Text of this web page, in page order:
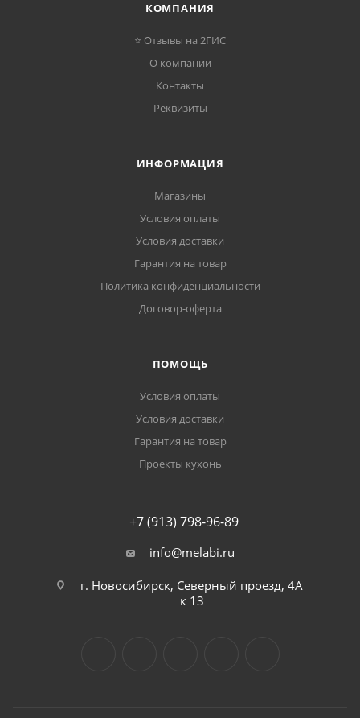
КОМПАНИЯ
⭐ Отзывы на 2ГИС
О компании
Контакты
Реквизиты
ИНФОРМАЦИЯ
Магазины
Условия оплаты
Условия доставки
Гарантия на товар
Политика конфиденциальности
Договор-оферта
ПОМОЩЬ
Условия оплаты
Условия доставки
Гарантия на товар
Проекты кухонь
+7 (913) 798-96-89
info@melabi.ru
г. Новосибирск, Северный проезд, 4А
к 13